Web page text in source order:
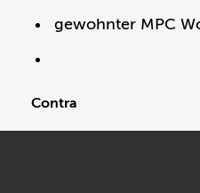
gewohnter MPC
Contra